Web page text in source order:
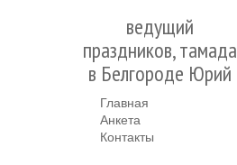
ведущий
праздников, тамада
в Белгороде Юрий
Главная
Анкета
Контакты